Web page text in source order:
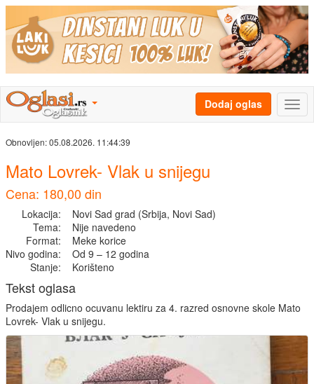
Dodaj oglas
Obnovljen:05.08.2026. 11:44:39
Mato Lovrek- Vlak u snijegu
Cena: 180,00 din
Lokacija:
Novi Sad grad (Srbija, Novi Sad)
Tema:
Nije navedeno
Format:
Meke korice
Nivo godina:
Od 9 – 12 godina
Stanje:
Korišteno
Tekst oglasa
Prodajem odlicno ocuvanu lektiru za 4. razred osnovne skole Mato
Lovrek- Vlak u snijegu.